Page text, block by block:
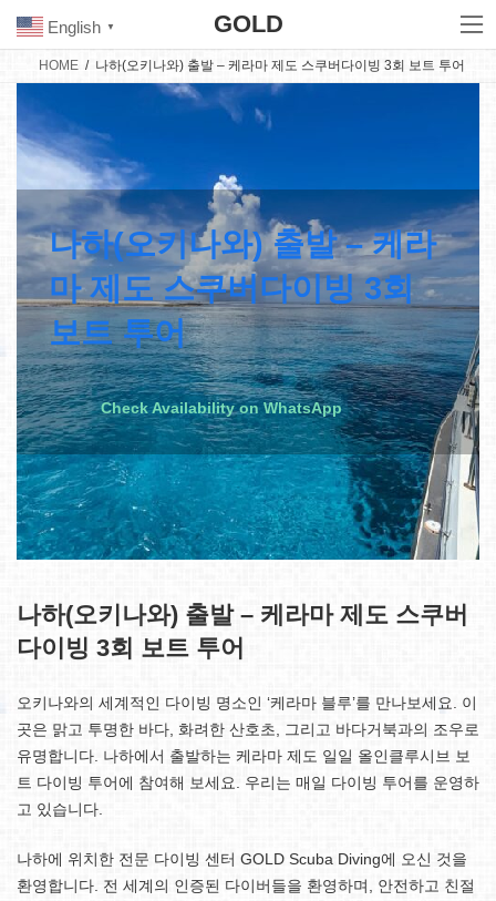
content
Navigation
GOLD
HOME 나하(오키나와) 출발 – 케라마 제도 스쿠버다이빙 3회 보트 투어
나하(오키나와) 출발 – 케라
마 제도 스쿠버다이빙 3회
보트 투어
Check Availability on WhatsApp
나하(오키나와) 출발 – 케라마 제도 스쿠버
다이빙 3회 보트 투어
오키나와의 세계적인 다이빙 명소인 ‘케라마 블루’를 만나보세요. 이
곳은 맑고 투명한 바다, 화려한 산호초, 그리고 바다거북과의 조우로
유명합니다. 나하에서 출발하는 케라마 제도 일일 올인클루시브 보
트 다이빙 투어에 참여해 보세요. 우리는 매일 다이빙 투어를 운영하
고 있습니다.
나하에 위치한 전문 다이빙 센터 GOLD Scuba Diving에 오신 것을
환영합니다. 전 세계의 인증된 다이버들을 환영하며, 안전하고 친절
English ▼